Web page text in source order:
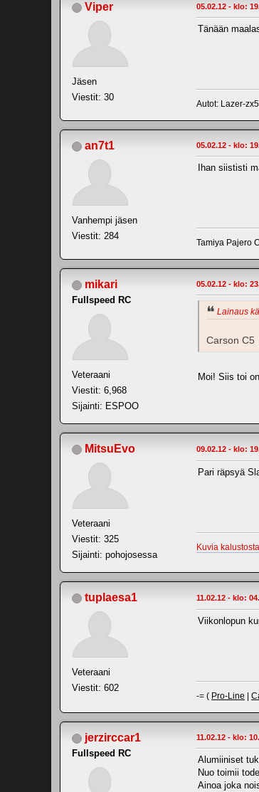
Viper
Jäsen
Viestit: 30
05.02.12 - klo:
Tänään
Autot: Lazer-
an7t1
Vanhempi jäsen
Viestit: 284
05.02.12 - klo:
Ihan siististi
Tamiya Pajero
mikari
Fullspeed RC
Veteraani
Viestit: 6,968
Sijainti: ESPOO
05.02.12 - klo:
Lainaus
Carson C5
Moi! Siis toi
MitsuEvo
Veteraani
Viestit: 325
Sijainti: pohojosessa
09.02.12 - klo:
Pari räpsyä
Kuvia kalustosta
tuplaesa1
Veteraani
Viestit: 602
11.02.12 - klo:
Viikonlopun
-= ( Pro-Line
jerzirccar1
Fullspeed RC
11.02.12 - klo:
Alumiiniset
Nuo toimii
Ainoa joka